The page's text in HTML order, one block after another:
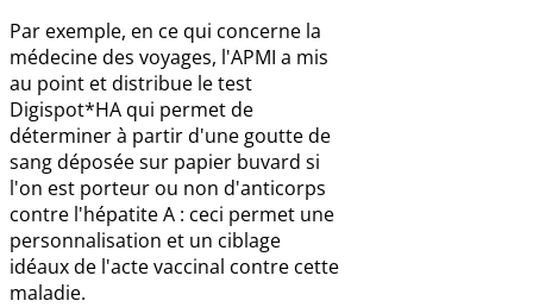
Par exemple, en ce qui concerne la
médecine des voyages, l'APMI a mis
au point et distribue le test
Digispot*HA qui permet de
déterminer à partir d'une goutte de
sang déposée sur papier buvard si
l'on est porteur ou non d'anticorps
contre l'hépatite A : ceci permet une
personnalisation et un ciblage
idéaux de l'acte vaccinal contre cette
maladie.